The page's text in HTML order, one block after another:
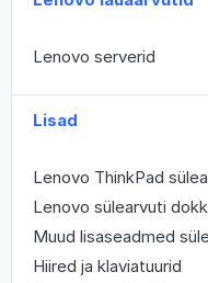
Lenovo serverid
Lisad
Lenovo ThinkPad
Lenovo sülearvuti dokk
Muud lisaseadmed
Hiired ja klaviatuurid